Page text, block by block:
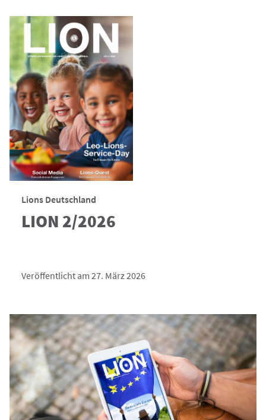
Lions Deutschland
LION 2/2026
Veröffentlicht am 27. März 2026